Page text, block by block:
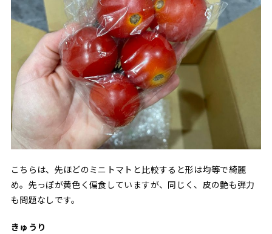
こちらは、先ほどのミニトマトと比較すると形は均等で綺麗
め。先っぽが黄色く偏食していますが、同じく、皮の艶も弾力
も問題なしです。
きゅうり